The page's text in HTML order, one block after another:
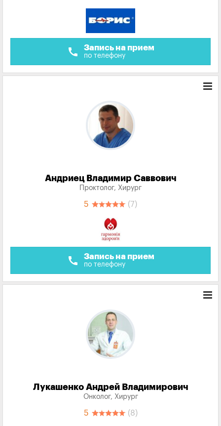
call Запись на прием
по телефону
Андриец Владимир Саввович
Проктолог, Хирург
5 (7)
call Запись на прием
по телефону
Лукашенко Андрей Владимирович
Онколог, Хирург
5 (8)